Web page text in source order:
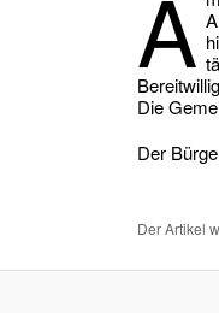
A
Die
Der
Der Artikel